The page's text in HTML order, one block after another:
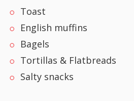
Toast
English muffins
Bagels
Tortillas & Flatbreads
Salty snacks